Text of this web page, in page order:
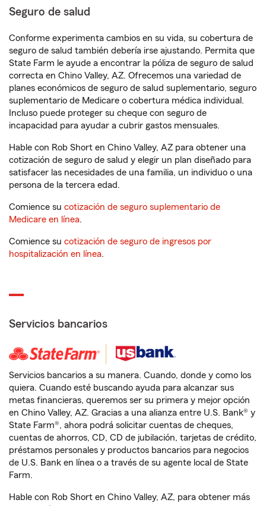
Seguro de salud
Conforme experimenta cambios en su vida, su cobertura de
seguro de salud también debería irse ajustando. Permita que
State Farm le ayude a encontrar la póliza de seguro de salud
correcta en Chino Valley, AZ. Ofrecemos una variedad de
planes económicos de seguro de salud suplementario, seguro
suplementario de Medicare o cobertura médica individual.
Incluso puede proteger su cheque con seguro de
incapacidad para ayudar a cubrir gastos mensuales.
Hable con Rob Short en Chino Valley, AZ para obtener una
cotización de seguro de salud y elegir un plan diseñado para
satisfacer las necesidades de una familia, un individuo o una
persona de la tercera edad.
Comience su cotización de seguro suplementario de
Medicare en línea.
Comience su cotización de seguro de ingresos por
hospitalización en línea.
Servicios bancarios
Servicios bancarios a su manera. Cuando, donde y como los
quiera. Cuando esté buscando ayuda para alcanzar sus
metas financieras, queremos ser su primera y mejor opción
en Chino Valley, AZ. Gracias a una alianza entre U.S. Bank® y
State Farm®, ahora podrá solicitar cuentas de cheques,
cuentas de ahorros, CD, CD de jubilación, tarjetas de crédito,
préstamos personales y productos bancarios para negocios
de U.S. Bank en línea o a través de su agente local de State
Farm.
Hable con Rob Short en Chino Valley, AZ, para obtener más